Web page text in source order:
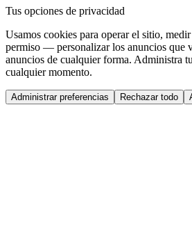
Tus opciones de privacidad
Usamos cookies para operar el sitio,
permiso — personalizar los anuncios que
anuncios de cualquier forma. Administra
cualquier momento.
Administrar preferencias Rechazar todo